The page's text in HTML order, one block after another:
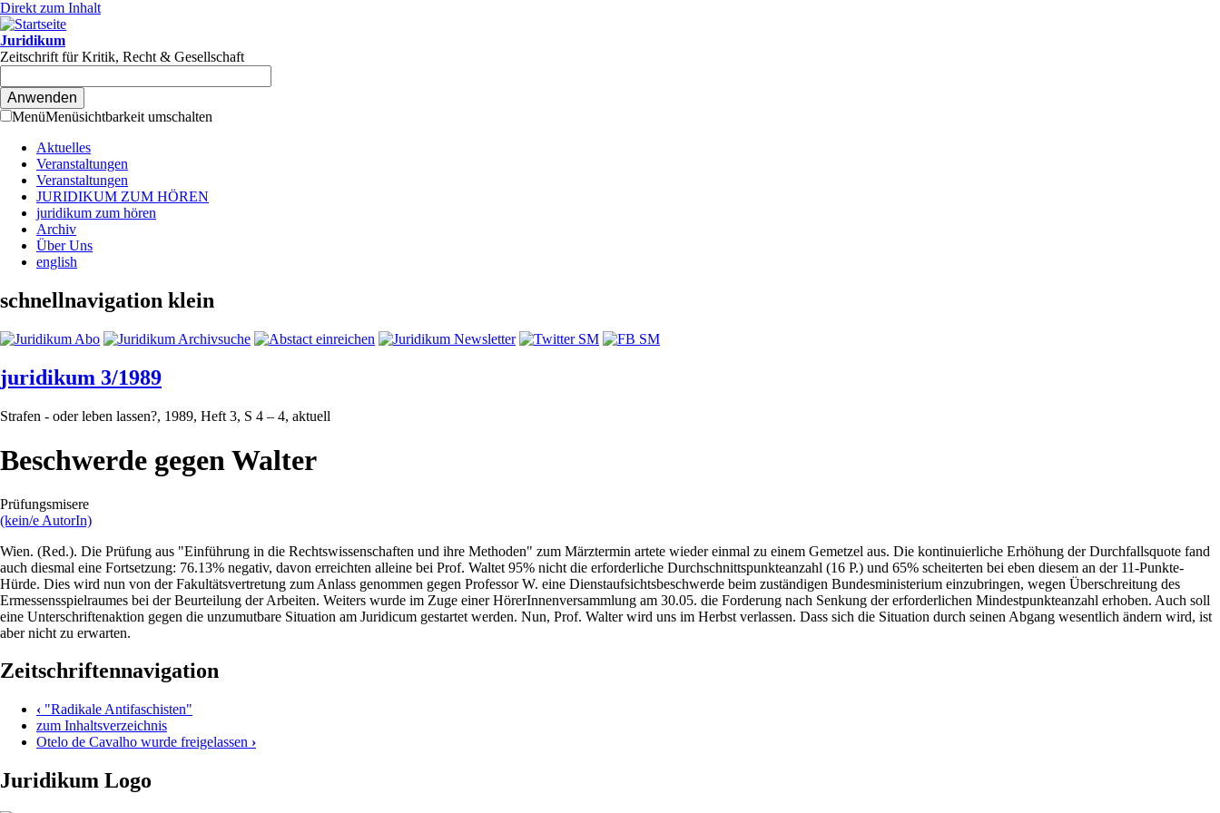
Direkt zum Inhalt
Juridikum
Zeitschrift für Kritik, Recht & Gesellschaft
MenüMenüsichtbarkeit umschalten
Aktuelles
Veranstaltungen
Veranstaltungen
JURIDIKUM ZUM HÖREN
juridikum zum hören
Archiv
Über Uns
english
schnellnavigation klein
juridikum 3/1989
Strafen - oder leben lassen?, 1989, Heft 3, S 4 – 4, aktuell
Beschwerde gegen Walter
Prüfungsmisere
(kein/e AutorIn)
Wien. (Red.). Die Prüfung aus "Einführung in die Rechtswissenschaften und ihre Methoden" zum Märztermin artete wieder einmal zu einem Gemetzel aus. Die kontinuierliche Erhöhung der Durchfallsquote fand
auch diesmal eine Fortsetzung: 76.13% negativ, davon erreichten alleine bei Prof. Waltet 95% nicht die erforderliche Durchschnittspunkteanzahl (16 P.) und 65% scheiterten bei eben diesem an der 11-Punkte-
Hürde. Dies wird nun von der Fakultätsvertretung zum Anlass genommen gegen Professor W. eine Dienstaufsichtsbeschwerde beim zuständigen Bundesministerium einzubringen, wegen Überschreitung des
Ermessensspielraumes bei der Beurteilung der Arbeiten. Weiters wurde im Zuge einer HörerInnenversammlung am 30.05. die Forderung nach Senkung der erforderlichen Mindestpunkteanzahl erhoben. Auch soll
eine Unterschriftenaktion gegen die unzumutbare Situation am Juridicum gestartet werden. Nun, Prof. Walter wird uns im Herbst verlassen. Dass sich die Situation durch seinen Abgang wesentlich ändern wird, ist
aber nicht zu erwarten.
Zeitschriftennavigation
‹ "Radikale Antifaschisten"
zum Inhaltsverzeichnis
Otelo de Cavalho wurde freigelassen ›
Juridikum Logo